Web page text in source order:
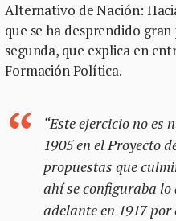
Alternativo de Nación:
que se ha desprendido
segunda, que explica en
Formación Política.
“Este ejercicio no es
1905 en el Proyecto
propuestas que
ahí se configuraba lo
adelante en 1917 por